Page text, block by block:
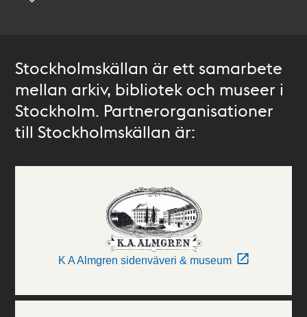
Stockholmskällan är ett samarbete
mellan arkiv, bibliotek och museer i
Stockholm. Partnerorganisationer
till Stockholmskällan är:
K A Almgren sidenväveri & museum